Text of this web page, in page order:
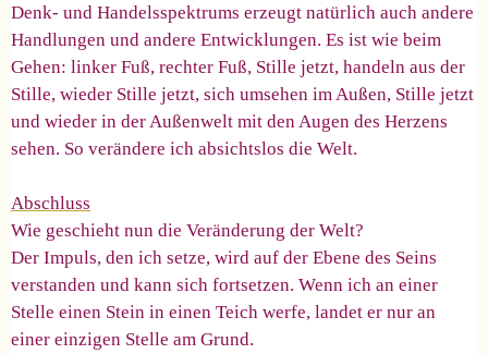
Denk- und Handelsspektrums erzeugt natürlich auch andere
Handlungen und andere Entwicklungen. Es ist wie beim
Gehen: linker Fuß, rechter Fuß, Stille jetzt, handeln aus der
Stille, wieder Stille jetzt, sich umsehen im Außen, Stille jetzt
und wieder in der Außenwelt mit den Augen des Herzens
sehen. So verändere ich absichtslos die Welt.
Abschluss
Wie geschieht nun die Veränderung der Welt?
Der Impuls, den ich setze, wird auf der Ebene des Seins
verstanden und kann sich fortsetzen. Wenn ich an einer
Stelle einen Stein in einen Teich werfe, landet er nur an
einer einzigen Stelle am Grund.